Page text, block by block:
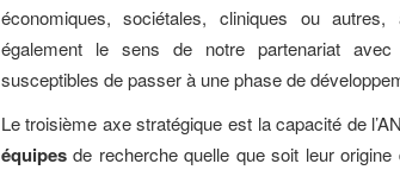
économiques, sociétales, cliniques ou
également le sens de notre partenariat
susceptibles de passer à une phase de
Le troisième axe stratégique est la capacité de
équipesde recherche quelle que soit leur origine